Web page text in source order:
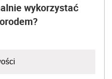
wykorzystać